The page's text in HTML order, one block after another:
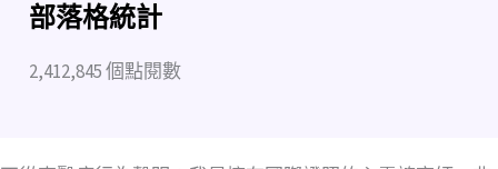
部落格統計
2,412,845 個點閱數